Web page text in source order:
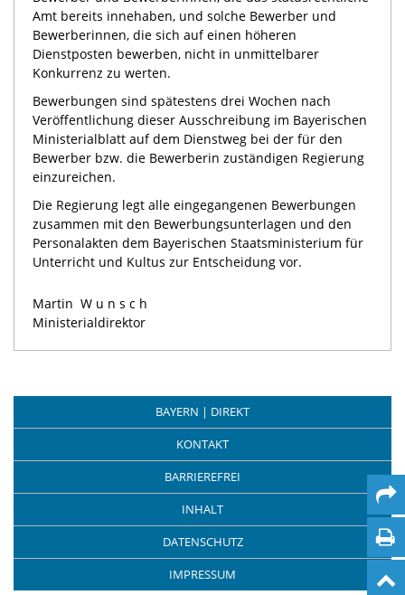
Amt bereits innehaben, und solche Bewerber und
Bewerberinnen, die sich auf einen höheren
Dienstposten bewerben, nicht in unmittelbarer
Konkurrenz zu werten.
Bewerbungen sind spätestens drei Wochen nach
Veröffentlichung dieser Ausschreibung im Bayerischen
Ministerialblatt auf dem Dienstweg bei der für den
Bewerber bzw. die Bewerberin zuständigen Regierung
einzureichen.
Die Regierung legt alle eingegangenen Bewerbungen
zusammen mit den Bewerbungsunterlagen und den
Personalakten dem Bayerischen Staatsministerium für
Unterricht und Kultus zur Entscheidung vor.
Martin Wunsch
Ministerialdirektor
BAYERN | DIREKT
KONTAKT
BARRIEREFREI
INHALT
DATENSCHUTZ
IMPRESSUM